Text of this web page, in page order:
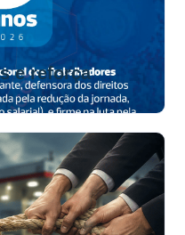
e reforça